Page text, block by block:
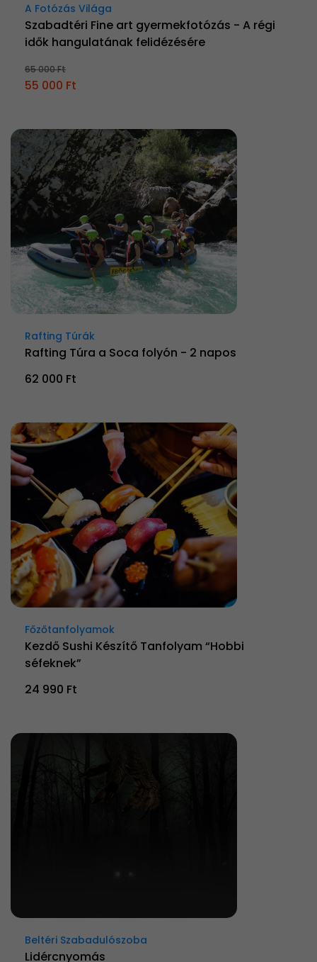
A Fotózás Világa
Szabadtéri Fine art gyermekfotózás - A régi
idők hangulatának felidézésére
65 000 Ft
55 000 Ft
Rafting Túrák
Rafting Túra a Soca folyón - 2 napos
62 000 Ft
Főzőtanfolyamok
Kezdő Sushi Készítő Tanfolyam “Hobbi
séfeknek”
24 990 Ft
Beltéri Szabadulószoba
Lidércnyomás